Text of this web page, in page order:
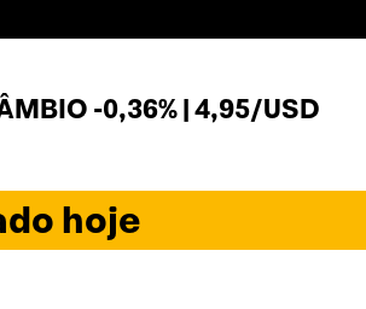
-0,36% | 4,95/USD
hoje